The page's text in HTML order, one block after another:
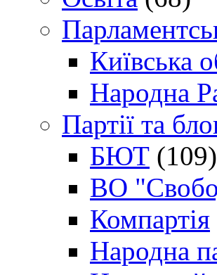
Київська
Народна
Партії та
БЮТ (109)
ВО
Компартія
Народна